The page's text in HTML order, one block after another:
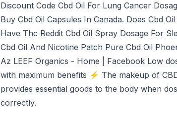
Discount Code Cbd Oil For Lung Cancer
Buy Cbd Oil Capsules In Canada. Does Cbd Oil
Have Thc Reddit Cbd Oil Spray Dosage For
Cbd Oil And Nicotine Patch Pure Cbd Oil
Az LEEF Organics - Home | Facebook Low
with maximum benefits ⚡️ The makeup of
provides essential goods to the body when
correctly.